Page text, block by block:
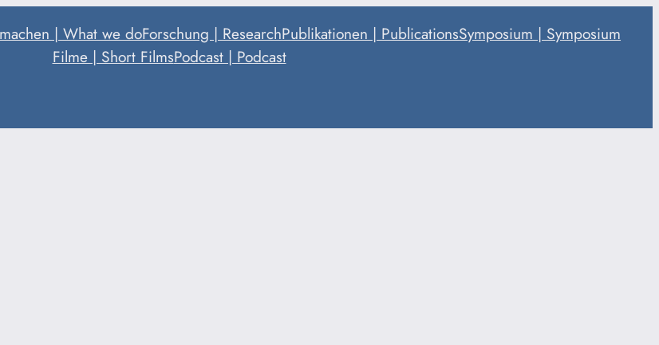
| What we doForschung | ResearchPublikationen | PublicationsSymposium | Symposium
Filme | Short FilmsPodcast | Podcast